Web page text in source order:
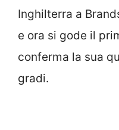
Inghilterra a
e ora si gode il
conferma la sua
gradi.